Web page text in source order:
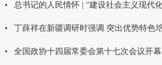
全国政协十四届常委会第十七次会议开幕